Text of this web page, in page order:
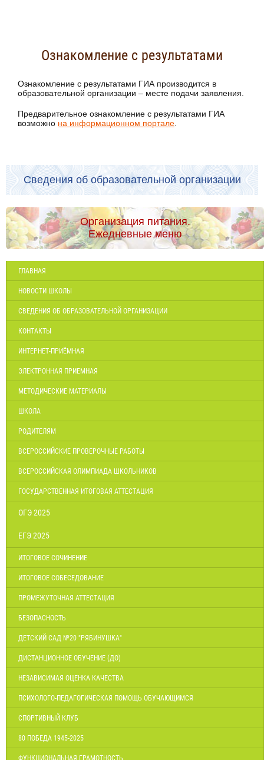
Ознакомление с результатами
Ознакомление с результатами ГИА производится в
образовательной организации – месте подачи заявления.
Предварительное ознакомление с результатами ГИА
возможно на информационном портале
Сведения об образовательной организации
Организация питания.
Ежедневные меню
ГЛАВНАЯ
НОВОСТИ ШКОЛЫ
СВЕДЕНИЯ ОБ ОБРАЗОВАТЕЛЬНОЙ ОРГАНИЗАЦИИ
КОНТАКТЫ
ИНТЕРНЕТ-ПРИЁМНАЯ
ЭЛЕКТРОННАЯ ПРИЕМНАЯ
МЕТОДИЧЕСКИЕ МАТЕРИАЛЫ
ШКОЛА
РОДИТЕЛЯМ
ВСЕРОССИЙСКИЕ ПРОВЕРОЧНЫЕ РАБОТЫ
ВСЕРОССИЙСКАЯ ОЛИМПИАДА ШКОЛЬНИКОВ
ГОСУДАРСТВЕННАЯ ИТОГОВАЯ АТТЕСТАЦИЯ
ОГЭ 2025
ЕГЭ 2025
ИТОГОВОЕ СОЧИНЕНИЕ
ИТОГОВОЕ СОБЕСЕДОВАНИЕ
ПРОМЕЖУТОЧНАЯ АТТЕСТАЦИЯ
БЕЗОПАСНОСТЬ
ДЕТСКИЙ САД №20 "РЯБИНУШКА"
ДИСТАНЦИОННОЕ ОБУЧЕНИЕ (ДО)
НЕЗАВИСИМАЯ ОЦЕНКА КАЧЕСТВА
ПСИХОЛОГО-ПЕДАГОГИЧЕСКАЯ ПОМОЩЬ ОБУЧАЮЩИМСЯ
СПОРТИВНЫЙ КЛУБ
80 ПОБЕДА 1945-2025
ФУНКЦИОНАЛЬНАЯ ГРАМОТНОСТЬ